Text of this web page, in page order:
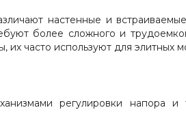
настенные и
более сложного и
их часто используют для элитных
регулировки напора